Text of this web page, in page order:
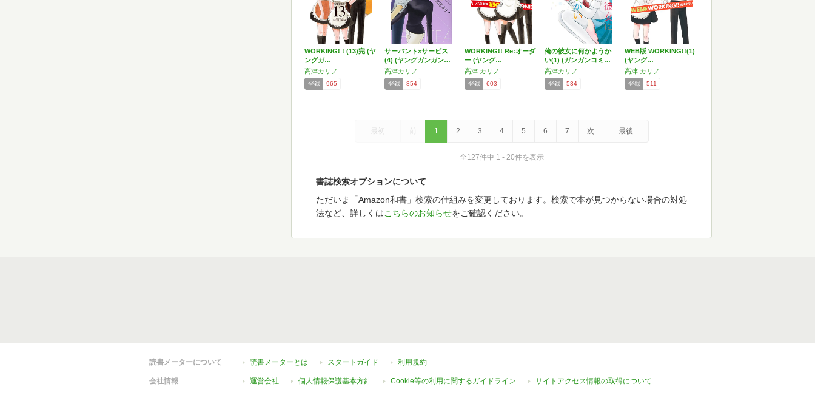
WORKING! ! (13)完 (ヤ
ングガ…
高津カリノ
登録 965
サーバント×サービス
(4) (ヤングガンガン…
高津カリノ
登録 854
WORKING!! Re:オーダ
ー (ヤング…
高津 カリノ
登録 603
俺の彼女に何かようか
い(1) (ガンガンコミ…
高津カリノ
登録 534
WEB版 WORKING!!(1)
(ヤング…
高津 カリノ
登録 511
最初 前 1 2 3 4 5 6 7 次 最後
全127件中 1 - 20件を表示
書誌検索オプションについて
ただいま「Amazon和書」検索の仕組みを変更しております。検索で本が見つからない場合の対処
法など、詳しくはこちらのお知らせをご確認ください。
読書メーターについて 読書メーターとは スタートガイド 利用規約
会社情報 運営会社 個人情報保護基本方針 Cookie等の利用に関するガイドライン サイトアクセス情報の取得について